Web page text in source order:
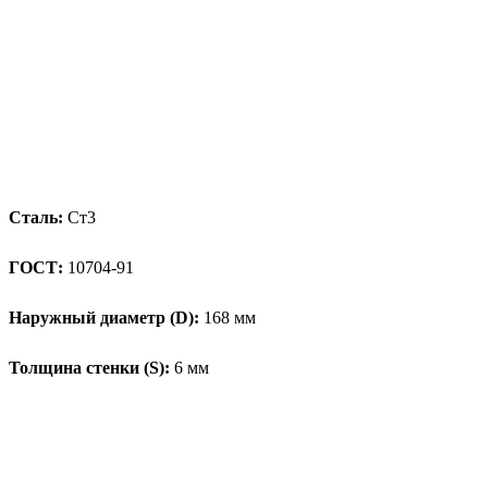
Сталь: Ст3
ГОСТ: 10704-91
Наружный диаметр (D): 168 мм
Толщина стенки (S): 6 мм